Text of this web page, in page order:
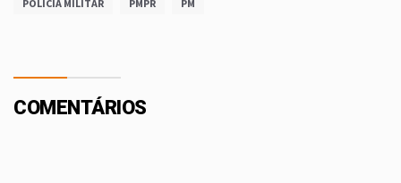
POLÍCIA MILITAR PMPR PM
COMENTÁRIOS